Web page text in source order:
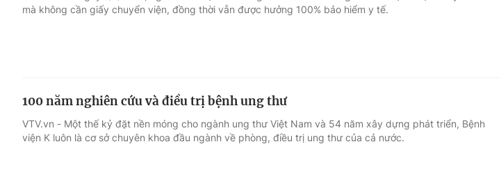
Điện ảnh
Âm nhạc
Sao
Du lịch
Làm đẹp
Chất lượng cuộc sống
Học trực tuyến
mà không cần giấy chuyển viện, đồng thời vẫn được hưởng 100% bảo hiểm y tế.
100 năm nghiên cứu và điều trị bệnh ung thư
VTV.vn - Một thế kỷ đặt nền móng cho ngành ung thư Việt Nam và 54 năm xây dựng phát triển, Bệnh
viện K luôn là cơ sở chuyên khoa đầu ngành về phòng, điều trị ung thư của cả nước.